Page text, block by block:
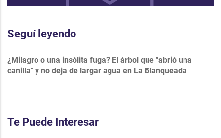
Seguí leyendo
¿Milagro o una insólita fuga? El árbol que "abrió una
canilla" y no deja de largar agua en La Blanqueada
Te Puede Interesar